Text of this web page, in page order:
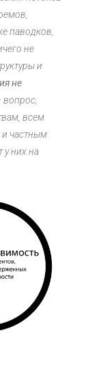
паводков,
не
и
не
вопрос,
всем
и частным
у них на